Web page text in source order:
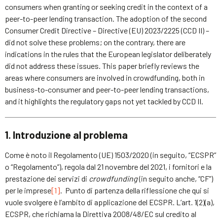
consumers when granting or seeking credit in the context of a
peer-to-peer lending transaction. The adoption of the second
Consumer Credit Directive – Directive (EU) 2023/2225 (CCD II) –
did not solve these problems; on the contrary, there are
indications in the rules that the European legislator deliberately
did not address these issues. This paper briefly reviews the
areas where consumers are involved in crowdfunding, both in
business-to-consumer and peer-to-peer lending transactions,
and it highlights the regulatory gaps not yet tackled by CCD II.
1. Introduzione al problema
Come è noto il Regolamento (UE) 1503/2020 (in seguito, “ECSPR”
o “Regolamento”), regola dal 21 novembre del 2021, i fornitori e la
prestazione dei servizi di crowdfunding(in seguito anche, “CF”)
per le imprese[1]. Punto di partenza della riflessione che qui si
vuole svolgere è l’ambito di applicazione del ECSPR. L’art. 1(2)(a),
ECSPR, che richiama la Direttiva 2008/48/EC sul credito al